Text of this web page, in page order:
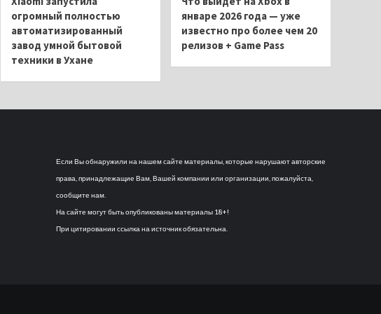
огромный полностью
автоматизированный
завод умной бытовой
техники в Ухане
январе 2026 года — уже
известно про более чем 20
релизов + Game Pass
Если Вы обнаружили на нашем сайте материалы, которые нарушают авторские
права, принадлежащие Вам, Вашей компании или организации, пожалуйста,
сообщите нам.
На сайте могут быть опубликованы материалы 18+!
При цитировании ссылка на источник обязательна.